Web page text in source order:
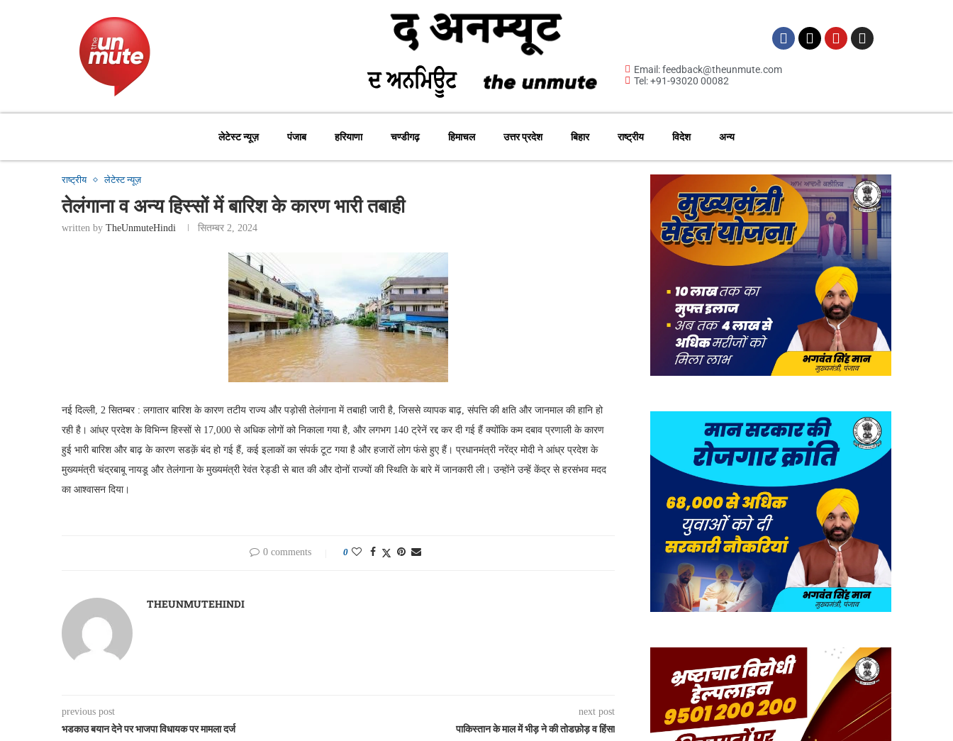
Email: feedback@theunmute.com
Tel: +91-93020 00082
लेटेस्ट न्यूज़ पंजाब हरियाणा चण्डीगढ़ हिमाचल उत्तर प्रदेश बिहार राष्ट्रीय विदेश अन्य
राष्ट्रीय लेटेस्ट न्यूज़
तेलंगाना व अन्य हिस्सों में बारिश के कारण भारी तबाही
written by TheUnmuteHindi सितम्बर 2, 2024
नई दिल्ली, 2 सितम्बर : लगातार बारिश के कारण तटीय राज्य और पड़ोसी तेलंगाना में तबाही जारी है, जिससे व्यापक बाढ़, संपत्ति की क्षति और जानमाल की हानि हो
रही है। आंध्र प्रदेश के विभिन्न हिस्सों से 17,000 से अधिक लोगों को निकाला गया है, और लगभग 140 ट्रेनें रद्द कर दी गई हैं क्योंकि कम दबाव प्रणाली के कारण
हुई भारी बारिश और बाढ़ के कारण सडक़ें बंद हो गई हैं, कई इलाकों का संपर्क टूट गया है और हजारों लोग फंसे हुए हैं। प्रधानमंत्री नरेंद्र मोदी ने आंध्र प्रदेश के
मुख्यमंत्री चंद्रबाबू नायडू और तेलंगाना के मुख्यमंत्री रेवंत रेड्डी से बात की और दोनों राज्यों की स्थिति के बारे में जानकारी ली। उन्होंने उन्हें केंद्र से हरसंभव मदद
का आश्वासन दिया।
0 comments 0
THEUNMUTEHINDI
previous post
भडकाउ बयान देने पर भाजपा विधायक पर मामला दर्ज
next post
पाकिस्तान के माल में भीड़ ने की तोडफ़ोड़ व हिंसा